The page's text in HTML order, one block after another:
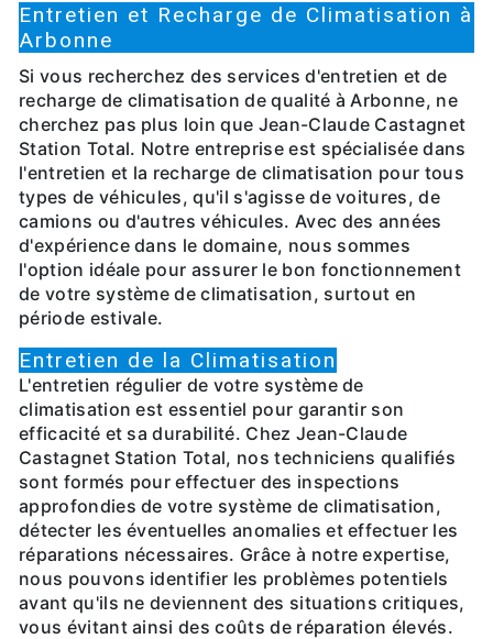
Entretien et Recharge de Climatisation à
Arbonne
Si vous recherchez des services d'entretien et de
recharge de climatisation de qualité à Arbonne, ne
cherchez pas plus loin que Jean-Claude Castagnet
Station Total. Notre entreprise est spécialisée dans
l'entretien et la recharge de climatisation pour tous
types de véhicules, qu'il s'agisse de voitures, de
camions ou d'autres véhicules. Avec des années
d'expérience dans le domaine, nous sommes
l'option idéale pour assurer le bon fonctionnement
de votre système de climatisation, surtout en
période estivale.
Entretien de la Climatisation
L'entretien régulier de votre système de
climatisation est essentiel pour garantir son
efficacité et sa durabilité. Chez Jean-Claude
Castagnet Station Total, nos techniciens qualifiés
sont formés pour effectuer des inspections
approfondies de votre système de climatisation,
détecter les éventuelles anomalies et effectuer les
réparations nécessaires. Grâce à notre expertise,
nous pouvons identifier les problèmes potentiels
avant qu'ils ne deviennent des situations critiques,
vous évitant ainsi des coûts de réparation élevés.